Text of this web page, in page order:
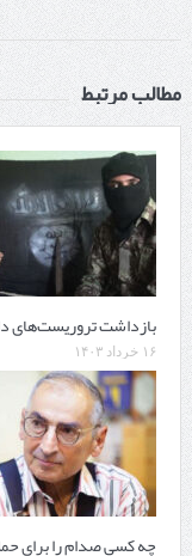
مطالب مرتبط
بازداشت تروریست‌های
۱۶ خرداد ۱۴۰۳
چه کسی صدام را برای